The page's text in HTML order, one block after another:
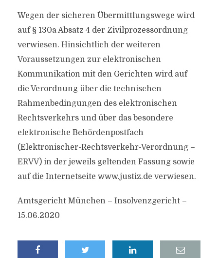
Wegen der sicheren Übermittlungswege wird
auf § 130a Absatz 4 der Zivilprozessordnung
verwiesen. Hinsichtlich der weiteren
Voraussetzungen zur elektronischen
Kommunikation mit den Gerichten wird auf
die Verordnung über die technischen
Rahmenbedingungen des elektronischen
Rechtsverkehrs und über das besondere
elektronische Behördenpostfach
(Elektronischer-Rechtsverkehr-Verordnung –
ERVV) in der jeweils geltenden Fassung sowie
auf die Internetseite www.justiz.de verwiesen.
Amtsgericht München – Insolvenzgericht –
15.06.2020